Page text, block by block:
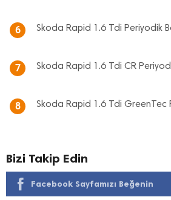
6 Skoda Rapid 1.6 Tdi Periyodik
7 Skoda Rapid 1.6 Tdi CR
8 Skoda Rapid 1.6 Tdi GreenTec
Bizi Takip Edin
Facebook Sayfamızı Beğenin